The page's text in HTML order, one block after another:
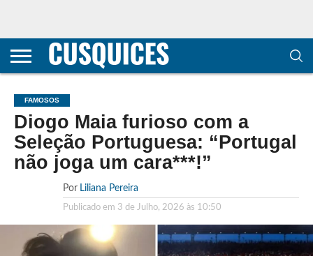
CONTACTOS
HOME
POLÍTICA DE
E COOKIES
SOBRE
TERMOS E
TRANSPARÊNCIA
METODOLOGIA
FAMOSOS
Diogo Maia furioso com a
Seleção Portuguesa: “Portugal
não joga um cara***!”
Por Liliana Pereira
Publicado em 3 de Julho, 2026 às 10:50